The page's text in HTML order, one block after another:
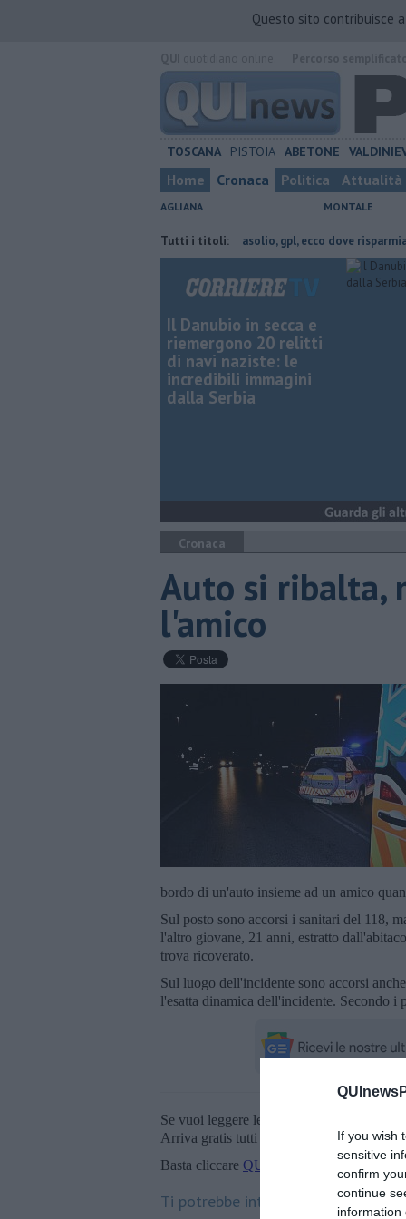
If you wish
sensitive
confirm
continue
information
Questo sito contribuisce
TOSCANA PISTOIA ABETONE
Home Cronaca Politica Attualità
AGLIANA MONTALE
Tutti i titoli:
​Benzina, gasolio, gpl, ecco dove risparmiare
Il Danubio in secca e
riemergono 20 relitti
di navi naziste: le
incredibili immagini
dalla Serbia
Cronaca
Auto si ribalta,
l'amico
bordo di un'auto insieme ad un amico
Sul posto sono accorsi i sanitari del 118,
l'altro giovane, 21 anni, estratto
trova ricoverato.
Sul luogo dell'incidente sono accorsi
l'esatta dinamica dell'incidente. Secondo
Se vuoi leggere le notizie principali della
Arriva gratis tutti i giorni alle 20:00
Basta cliccare QUI
Ti potrebbe interessare anche: